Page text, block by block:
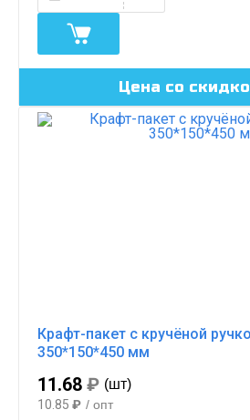
Цена со
Крафт-пакет с кручёной
350*150*450 мм
11.68 ₽ (шт)
10.85 ₽ / опт